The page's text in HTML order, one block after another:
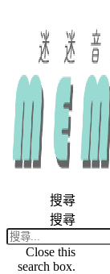
搜尋
搜尋
Close this
search box.